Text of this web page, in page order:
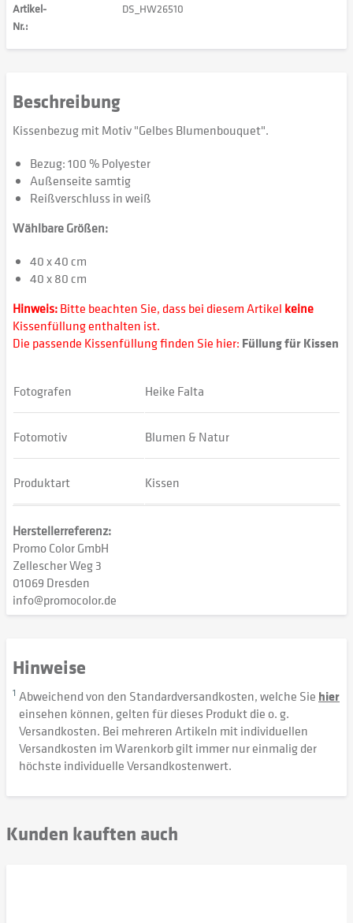
Artikel-
Nr.:
DS_HW26510
Beschreibung
Kissenbezug mit Motiv "Gelbes Blumenbouquet".
Bezug: 100 % Polyester
Außenseite samtig
Reißverschluss in weiß
Wählbare Größen:
40 x 40 cm
40 x 80 cm
Hinweis:Bitte beachten Sie, dass bei diesem Artikel keine
Kissenfüllung enthalten ist.
Die passende Kissenfüllung finden Sie hier: Füllung für Kissen
Fotografen Heike Falta
Fotomotiv Blumen & Natur
Produktart Kissen
Herstellerreferenz:
Promo Color GmbH
Zellescher Weg 3
01069 Dresden
info@promocolor.de
Hinweise
1 Abweichend von den Standardversandkosten, welche Sie hier
einsehen können, gelten für dieses Produkt die o. g.
Versandkosten. Bei mehreren Artikeln mit individuellen
Versandkosten im Warenkorb gilt immer nur einmalig der
höchste individuelle Versandkostenwert.
Kunden kauften auch